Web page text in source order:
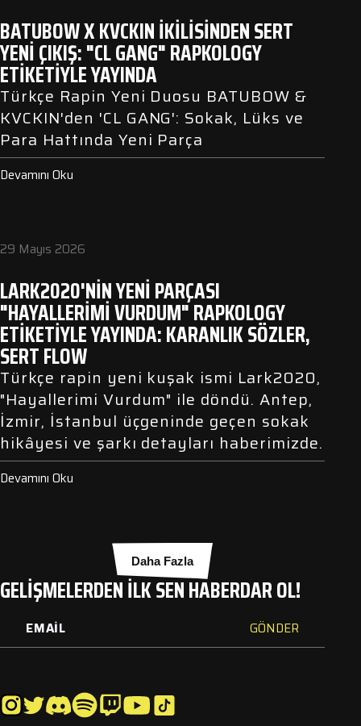
BATUBOW X KVCKIN İKILISINDEN SERT
YENI ÇIKIŞ: "CL GANG" RAPKOLOGY
ETIKETIYLE YAYINDA
Türkçe Rapin Yeni Duosu BATUBOW &
KVCKIN'den 'CL GANG': Sokak, Lüks ve
Para Hattında Yeni Parça
Devamını Oku
29 Mayıs 2026
LARK2020'NIN YENI PARÇASI
"HAYALLERIMI VURDUM" RAPKOLOGY
ETIKETIYLE YAYINDA: KARANLIK SÖZLER,
SERT FLOW
Türkçe rapin yeni kuşak ismi Lark2020,
"Hayallerimi Vurdum" ile döndü. Antep,
İzmir, İstanbul üçgeninde geçen sokak
hikâyesi ve şarkı detayları haberimizde.
Devamını Oku
Daha Fazla
GELİŞMELERDEN İLK SEN HABERDAR OL!
GÖNDER